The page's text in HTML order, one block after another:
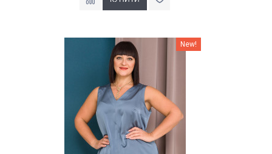
Наклейки Варіант з % New!